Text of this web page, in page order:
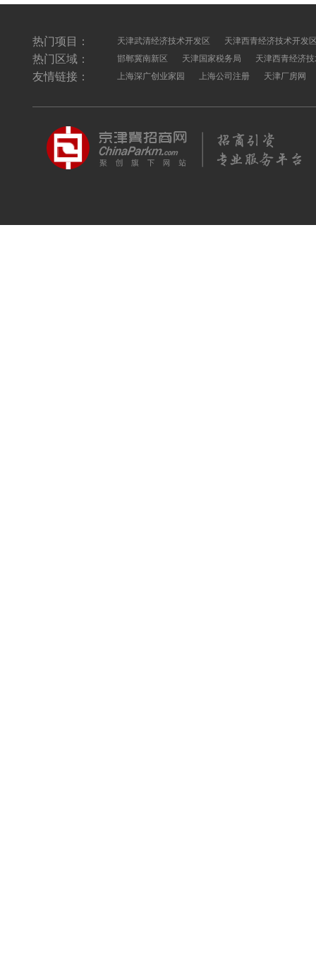
热门项目： 天津武清经济技术开发区 天津西青经济技术开发
热门区域： 邯郸冀南新区 天津国家税务局 天津西青经济
友情链接： 上海深广创业家园 上海公司注册 天津厂房网